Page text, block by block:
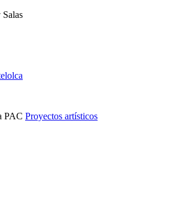
PAC Proyectos artísticos